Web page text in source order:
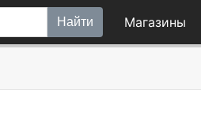
Найти Магазины